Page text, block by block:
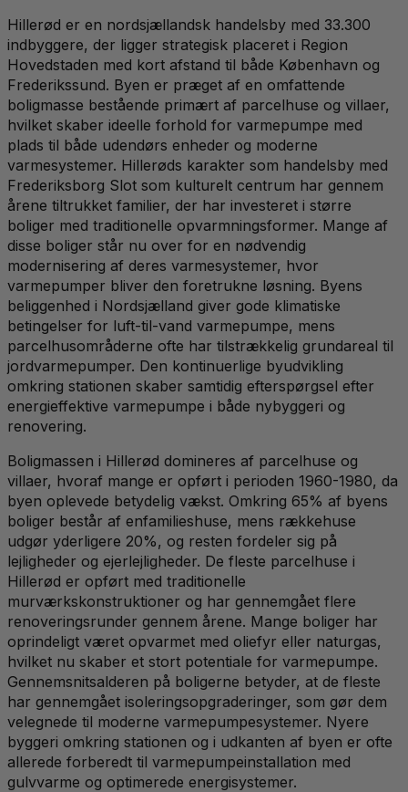
Hillerød er en nordsjællandsk handelsby med 33.300
indbyggere, der ligger strategisk placeret i Region
Hovedstaden med kort afstand til både København og
Frederikssund. Byen er præget af en omfattende
boligmasse bestående primært af parcelhuse og villaer,
hvilket skaber ideelle forhold for varmepumpe med
plads til både udendørs enheder og moderne
varmesystemer. Hillerøds karakter som handelsby med
Frederiksborg Slot som kulturelt centrum har gennem
årene tiltrukket familier, der har investeret i større
boliger med traditionelle opvarmningsformer. Mange af
disse boliger står nu over for en nødvendig
modernisering af deres varmesystemer, hvor
varmepumper bliver den foretrukne løsning. Byens
beliggenhed i Nordsjælland giver gode klimatiske
betingelser for luft-til-vand varmepumpe, mens
parcelhusområderne ofte har tilstrækkelig grundareal til
jordvarmepumper. Den kontinuerlige byudvikling
omkring stationen skaber samtidig efterspørgsel efter
energieffektive varmepumpe i både nybyggeri og
renovering.
Boligmassen i Hillerød domineres af parcelhuse og
villaer, hvoraf mange er opført i perioden 1960-1980, da
byen oplevede betydelig vækst. Omkring 65% af byens
boliger består af enfamilieshuse, mens rækkehuse
udgør yderligere 20%, og resten fordeler sig på
lejligheder og ejerlejligheder. De fleste parcelhuse i
Hillerød er opført med traditionelle
murværkskonstruktioner og har gennemgået flere
renoveringsrunder gennem årene. Mange boliger har
oprindeligt været opvarmet med oliefyr eller naturgas,
hvilket nu skaber et stort potentiale for varmepumpe.
Gennemsnitsalderen på boligerne betyder, at de fleste
har gennemgået isoleringsopgraderinger, som gør dem
velegnede til moderne varmepumpesystemer. Nyere
byggeri omkring stationen og i udkanten af byen er ofte
allerede forberedt til varmepumpeinstallation med
gulvvarme og optimerede energisystemer.